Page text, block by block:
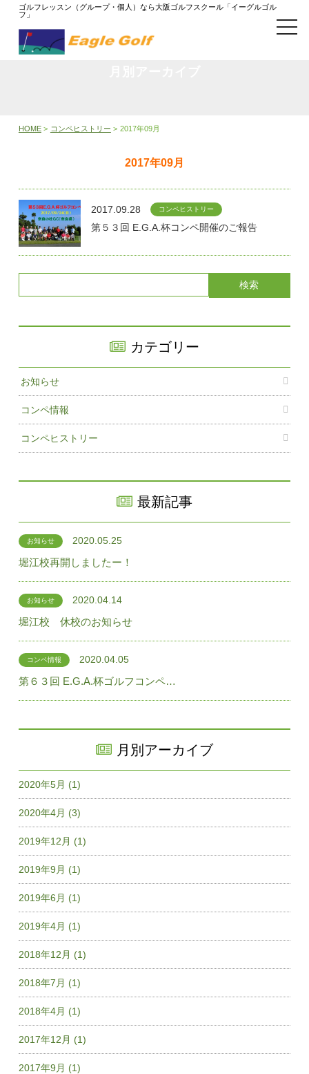
ゴルフレッスン（グループ・個人）なら大阪ゴルフスクール「イーグルゴル
フ」
HOME> コンペヒストリー > 2017年09月
2017年09月
2017.09.28 コンペヒストリー
第５３回 E.G.A.杯コンペ開催のご報告
カテゴリー
お知らせ
コンペ情報
コンペヒストリー
最新記事
お知らせ 2020.05.25
堀江校再開しましたー！
お知らせ 2020.04.14
堀江校 休校のお知らせ
コンペ情報 2020.04.05
第６３回 E.G.A.杯ゴルフコンペ…
月別アーカイブ
2020年5月 (1)
2020年4月 (3)
2019年12月 (1)
2019年9月 (1)
2019年6月 (1)
2019年4月 (1)
2018年12月 (1)
2018年7月 (1)
2018年4月 (1)
2017年12月 (1)
2017年9月 (1)
t
o
n